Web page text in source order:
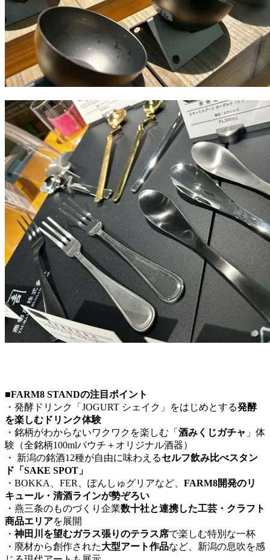
■FARM8 STANDの注目ポイント
・発酵ドリンク「JOGURT シェイク」をはじめとする発酵
を楽しむドリンク体験
・銘柄がわからないワクワクを楽しむ「 酒みくじガチャ 」体
験（全銘柄100mlパウチ＋オリジナル酒器）
・ 新潟の銘酒12種が自由に味わえるセルフ飲み比べスタン
ド「SAKE SPOT」
・BOKKA、FER、ぽんしゅグリアなど、 FARM8開発のリ
キュール・清酒ラインが勢ぞろい
・燕三条のものづくり企業数十社と連携した工芸・クラフト
商品エリアを展開
・神田川を望むガラス張りのテラス席で楽しむ特別な一杯
・廃材から創作された大型アート作品など、新潟の息吹を感